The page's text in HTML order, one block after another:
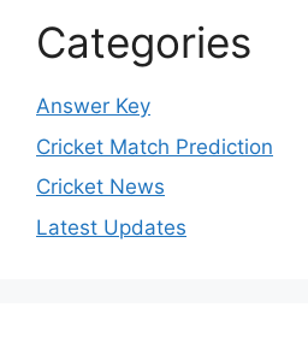
Categories
Answer Key
Cricket Match Prediction
Cricket News
Latest Updates